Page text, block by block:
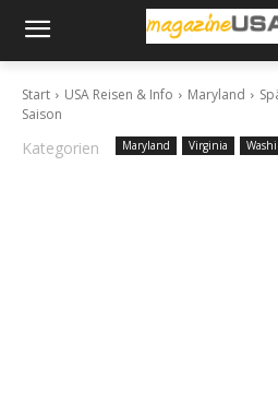
Start USA Reisen & Info Maryland
Saison
Kategorien Maryland Virginia